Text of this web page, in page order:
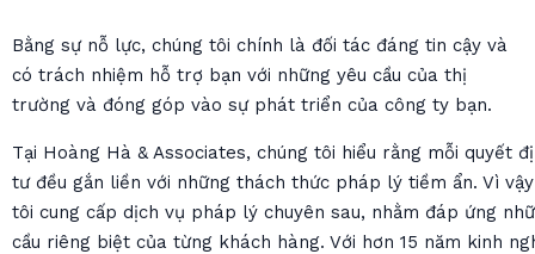
Bằng sự nỗ lực, chúng tôi chính là đối tác đáng tin cậy và
có trách nhiệm hỗ trợ bạn với những yêu cầu của thị
trường và đóng góp vào sự phát triển của công ty bạn.
Tại Hoàng Hà & Associates, chúng tôi hiểu rằng mỗi quyết
tư đều gắn liền với những thách thức pháp lý tiềm ẩn. Vì
tôi cung cấp dịch vụ pháp lý chuyên sau, nhằm đáp ứng
cầu riêng biệt của từng khách hàng. Với hơn 15 năm kinh